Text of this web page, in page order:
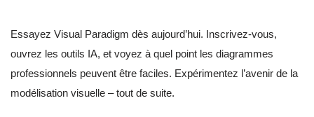
Essayez Visual Paradigm dès aujourd’hui. Inscrivez-vous,
ouvrez les outils IA, et voyez à quel point les diagrammes
professionnels peuvent être faciles. Expérimentez l’avenir de la
modélisation visuelle – tout de suite.